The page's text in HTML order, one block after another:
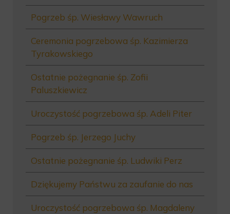
Pogrzeb śp. Wiesławy Wawruch
Ceremonia pogrzebowa śp. Kazimierza
Tyrakowskiego
Ostatnie pożegnanie śp. Zofii
Paluszkiewicz
Uroczystość pogrzebowa śp. Adeli Piter
Pogrzeb śp. Jerzego Juchy
Ostatnie pożegnanie śp. Ludwiki Perz
Dziękujemy Państwu za zaufanie do nas
Uroczystość pogrzebowa śp. Magdaleny